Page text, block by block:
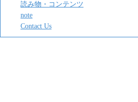
読み物・コンテンツ
note
Contact Us